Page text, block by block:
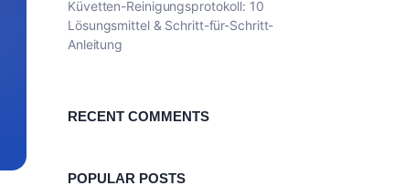
Küvetten-Reinigungsprotokoll: 10
Lösungsmittel & Schritt-für-Schritt-
Anleitung
RECENT COMMENTS
POPULAR POSTS